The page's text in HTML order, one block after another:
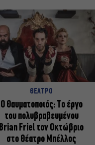
ΘΕΑΤΡΟ
Ο Θαυματοποιός: Το έργο
του πολυβραβευμένου
Brian Friel τον Οκτώβριο
στο Θέατρο Μπέλλος